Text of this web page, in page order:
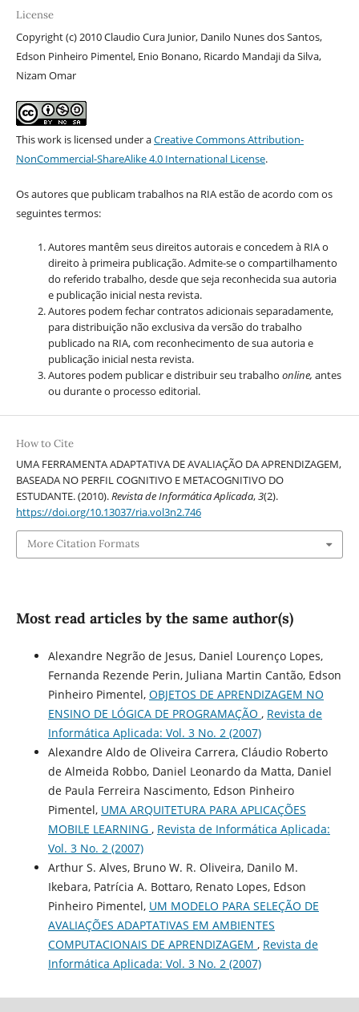
License
Copyright (c) 2010 Claudio Cura Junior, Danilo Nunes dos Santos,
Edson Pinheiro Pimentel, Enio Bonano, Ricardo Mandaji da Silva,
Nizam Omar
This work is licensed under aCreative Commons Attribution-
NonCommercial-ShareAlike 4.0 International License.
Os autores que publicam trabalhos na RIA estão de acordo com os
seguintes termos:
Autores mantêm seus direitos autorais e concedem à RIA o
direito à primeira publicação. Admite-se o compartilhamento
do referido trabalho, desde que seja reconhecida sua autoria
e publicação inicial nesta revista.
Autores podem fechar contratos adicionais separadamente,
para distribuição não exclusiva da versão do trabalho
publicado na RIA, com reconhecimento de sua autoria e
publicação inicial nesta revista.
Autores podem publicar e distribuir seu trabalho online, antes
ou durante o processo editorial.
How to Cite
UMA FERRAMENTA ADAPTATIVA DE AVALIAÇÃO DA APRENDIZAGEM,
BASEADA NO PERFIL COGNITIVO E METACOGNITIVO DO
ESTUDANTE. (2010).Revista de Informática Aplicada,3(2).
https://doi.org/10.13037/ria.vol3n2.746
More Citation Formats
Most read articles by the same author(s)
Alexandre Negrão de Jesus, Daniel Lourenço Lopes,
Fernanda Rezende Perin, Juliana Martin Cantão, Edson
Pinheiro Pimentel, OBJETOS DE APRENDIZAGEM NO
ENSINO DE LÓGICA DE PROGRAMAÇÃO , Revista de
Informática Aplicada: Vol. 3 No. 2 (2007)
Alexandre Aldo de Oliveira Carrera, Cláudio Roberto
de Almeida Robbo, Daniel Leonardo da Matta, Daniel
de Paula Ferreira Nascimento, Edson Pinheiro
Pimentel, UMA ARQUITETURA PARA APLICAÇÕES
MOBILE LEARNING , Revista de Informática Aplicada:
Vol. 3 No. 2 (2007)
Arthur S. Alves, Bruno W. R. Oliveira, Danilo M.
Ikebara, Patrícia A. Bottaro, Renato Lopes, Edson
Pinheiro Pimentel, UM MODELO PARA SELEÇÃO DE
AVALIAÇÕES ADAPTATIVAS EM AMBIENTES
COMPUTACIONAIS DE APRENDIZAGEM , Revista de
Informática Aplicada: Vol. 3 No. 2 (2007)